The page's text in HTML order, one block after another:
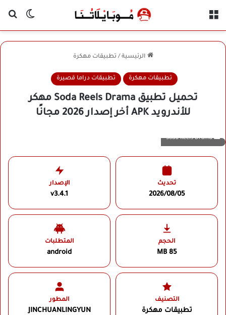
الوضع
الرئيسية / تطبيقات مهكرة
تطبيقات مهكرة تطبيقات دراما قصيرة
تحميل تطبيق Soda Reels Drama مهكر
للأندرويد APK أخر إصدار 2026 مجانًا
Soda Reels Drama
تحديث
2026/08/05
الإصدار
v3.4.1
الحجم
85 MB
المتطلبات
android
التصنيف
تطبيقات مهكرة
المطور
JINCHUANLINGYUN‏